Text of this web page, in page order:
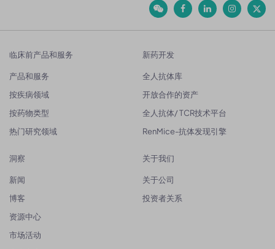
临床前产品和服务
产品和服务
按疾病领域
按药物类型
热门研究领域
新药开发
全人抗体库
开放合作的资产
全人抗体/ TCR技术平台
RenMice-抗体发现引擎
洞察
新闻
博客
资源中心
市场活动
关于我们
关于公司
投资者关系